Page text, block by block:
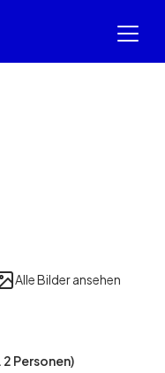
Alle Bilder ansehen
Personen)